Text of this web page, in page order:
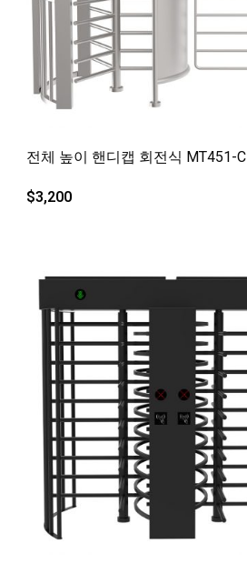
전체 높이 핸디캡 회전식 MT451-C
$3,200